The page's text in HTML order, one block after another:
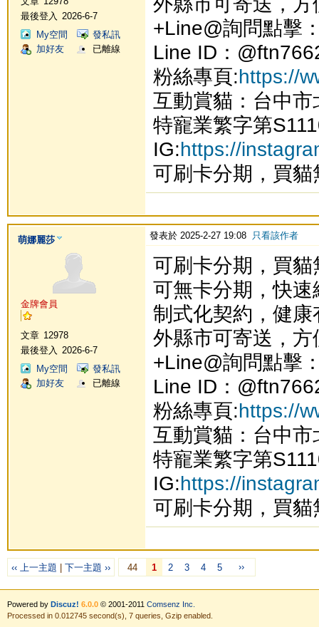
最後登入
2026-6-7
My空間
發私訊
加好友
已離線
+Line@詢問點擊
Line ID：
粉絲專頁:https://
互動賞貓：台中
特寵業繁字第
IG:https://
可刷卡分期，買貓
萌娜麗莎
金牌會員
文章 12978
最後登入
2026-6-7
My空間
發私訊
加好友
已離線
發表於 2025-2-27 19:08 只看該作者
可刷卡分期，買貓
可無卡分期，快速
制式化契約，健康
外縣市可寄送，
+Line@詢問點擊
Line ID：
粉絲專頁:https://
互動賞貓：台中
特寵業繁字第
IG:https://
可刷卡分期，買貓
‹‹ 上一主題 下一主題 ›› 44 1 2 3 4 5 ››
Powered by Discuz! 6.0.0© 2001-2011 Comsenz Inc.
Processed in 0.012745 second(s), 7 queries, Gzip enabled.